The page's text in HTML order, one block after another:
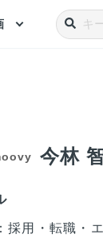
今林
採用・転職・